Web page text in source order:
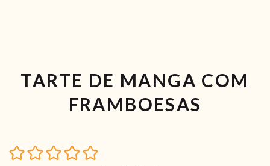
TARTE DE MANGA COM
FRAMBOESAS